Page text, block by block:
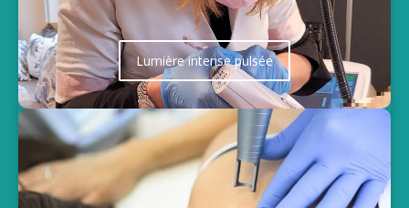
Lumière intense pulsée